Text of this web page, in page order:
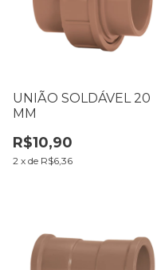
UNIÃO SOLDÁVEL 20
MM
R$10,90
2 x de R$6,36